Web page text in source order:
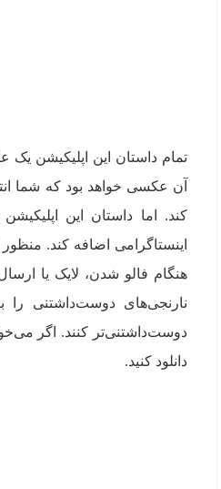
آن عکسی خواهد بود که شما
کند. اما داستان این
اینستاگرامی اضافه کند.
هنگام فالو شدن، لایک یا
نارنجی‌های دوست‌داشتنی را
دوست‌داشتنی‌تر کنند. اگر
دانلود کنید.